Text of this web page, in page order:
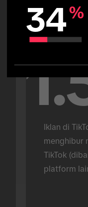
Iklan di
menghibur
TikTok
platform
34%